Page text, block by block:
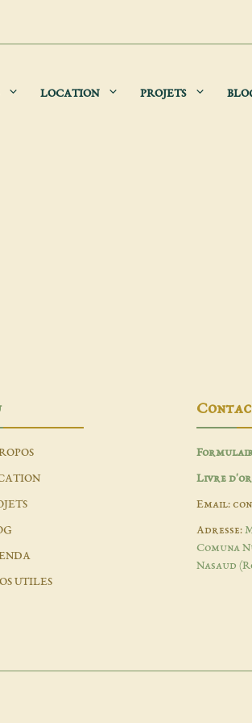
LOCATION PROJETS
UTILES
Livre d'or
Email:
Adresse:
Comuna
Nasaud